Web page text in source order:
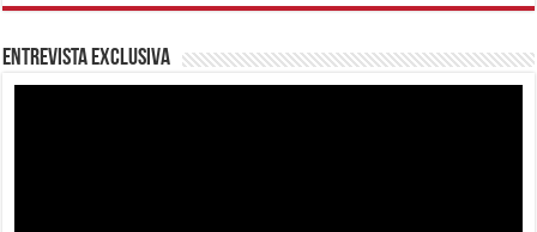
Entrevista Exclusiva